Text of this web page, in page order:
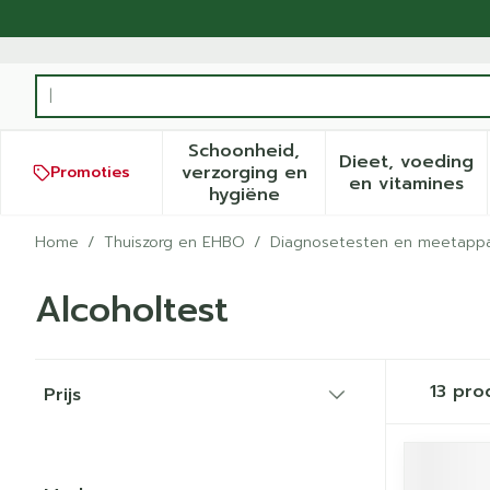
Product, merk, categorie...
Promoties
Schoonheid,
verzorging en
hygiëneToon submenu voor
Dieet, voeding
en vitamines
Toon
Home / Thuiszorg en EHBO / Diagnosetesten en
Alcoholtest
Prijs
13